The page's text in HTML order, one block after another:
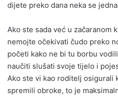
dijete preko dana neka se
Ako ste sada već u začaranom
nemojte očekivati čudo preko
početi kako ne bi tu borbu
naučiti slušati svoje tijelo i
Ako ste vi kao roditelj osigurali
spremili obroke, to je